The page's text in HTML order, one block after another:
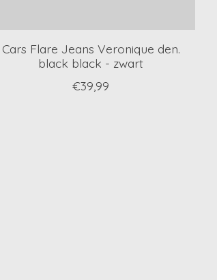
Cars Flare Jeans Veronique den.
black black - zwart
€39,99